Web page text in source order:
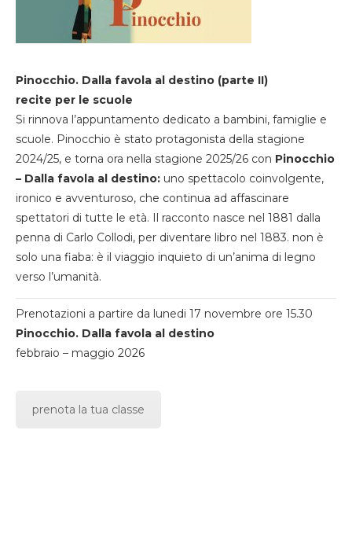
Pinocchio. Dalla favola al destino (parte II)
recite per le scuole
Si rinnova l’appuntamento dedicato a bambini, famiglie e
scuole. Pinocchio è stato protagonista della stagione
2024/25, e torna ora nella stagione 2025/26 con Pinocchio
– Dalla favola al destino: uno spettacolo coinvolgente,
ironico e avventuroso, che continua ad affascinare
spettatori di tutte le età. Il racconto nasce nel 1881 dalla
penna di Carlo Collodi, per diventare libro nel 1883. non è
solo una fiaba: è il viaggio inquieto di un’anima di legno
verso l’umanità.
Prenotazioni a partire da lunedi 17 novembre ore 15.30
Pinocchio. Dalla favola al destino
febbraio – maggio 2026
prenota la tua classe